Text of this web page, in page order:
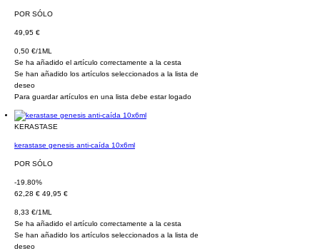
POR SÓLO
49,95 €
0,50 €/1ML
Se ha añadido el artículo correctamente a la cesta
Se han añadido los artículos seleccionados a la lista de
deseo
Para guardar artículos en una lista debe estar logado
KERASTASE
kerastase genesis anti-caída 10x6ml
POR SÓLO
-19.80%
62,28 € 49,95 €
8,33 €/1ML
Se ha añadido el artículo correctamente a la cesta
Se han añadido los artículos seleccionados a la lista de
deseo